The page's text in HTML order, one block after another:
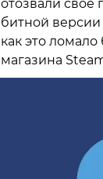
отозвали свое
битной
как это
магазина